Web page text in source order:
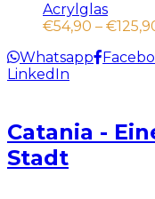
Acrylglas
€54,90 – €
Whatsapp
LinkedIn
Catania -
Stadt